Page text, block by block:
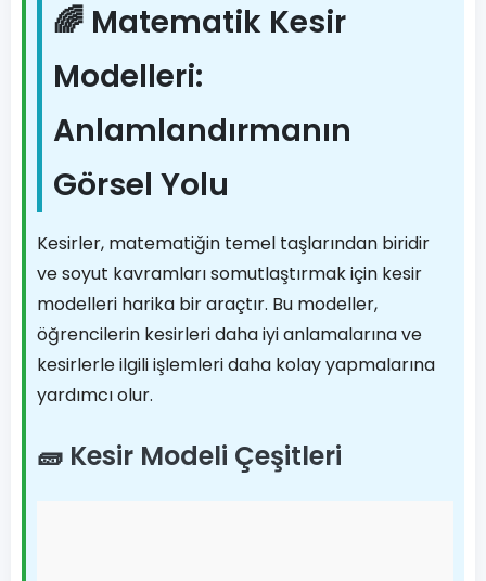
🌈 Matematik Kesir
Modelleri:
Anlamlandırmanın
Görsel Yolu
Kesirler, matematiğin temel taşlarından biridir
ve soyut kavramları somutlaştırmak için kesir
modelleri harika bir araçtır. Bu modeller,
öğrencilerin kesirleri daha iyi anlamalarına ve
kesirlerle ilgili işlemleri daha kolay yapmalarına
yardımcı olur.
🧱 Kesir Modeli Çeşitleri